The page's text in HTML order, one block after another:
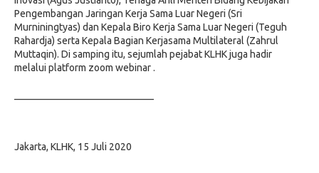
Pengembangan Jaringan Kerja Sama Luar Negeri (Sri
Murniningtyas) dan Kepala Biro Kerja Sama Luar Negeri (Teguh
Rahardja) serta Kepala Bagian Kerjasama Multilateral (Zahrul
Muttaqin). Di samping itu, sejumlah pejabat KLHK juga hadir
melalui platform zoom webinar .
Jakarta, KLHK, 15 Juli 2020